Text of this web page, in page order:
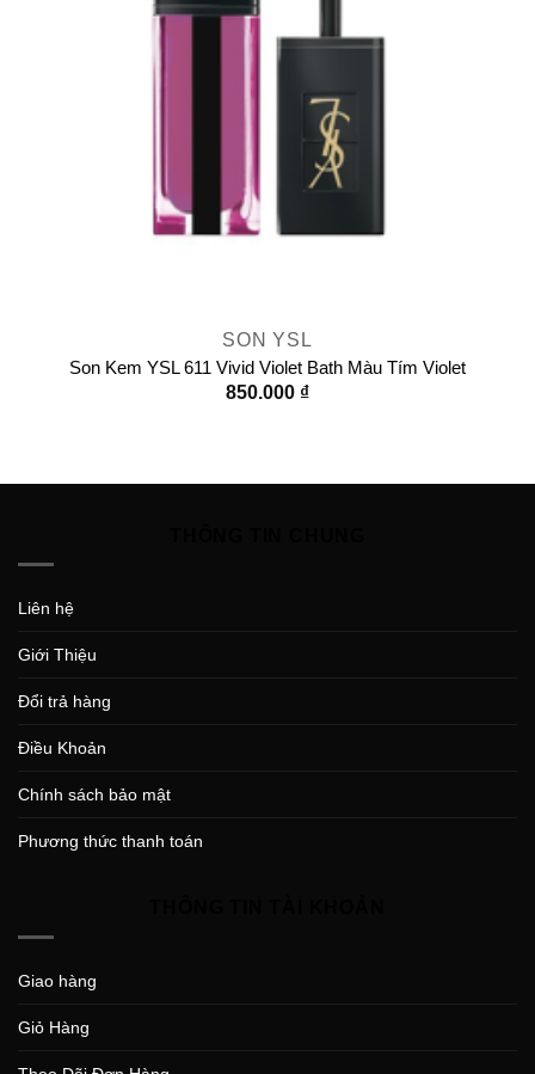
SON YSL
Son Kem YSL 611 Vivid Violet Bath Màu Tím Violet
850.000 ₫
Liên hệ
Giới Thiệu
Đổi trả hàng
Điều Khoản
Chính sách bảo mật
Phương thức thanh toán
Giao hàng
Giỏ Hàng